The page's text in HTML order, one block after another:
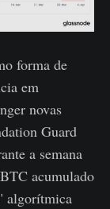
forma de
em
novas
Guard
a semana
acumulado
algorítmica